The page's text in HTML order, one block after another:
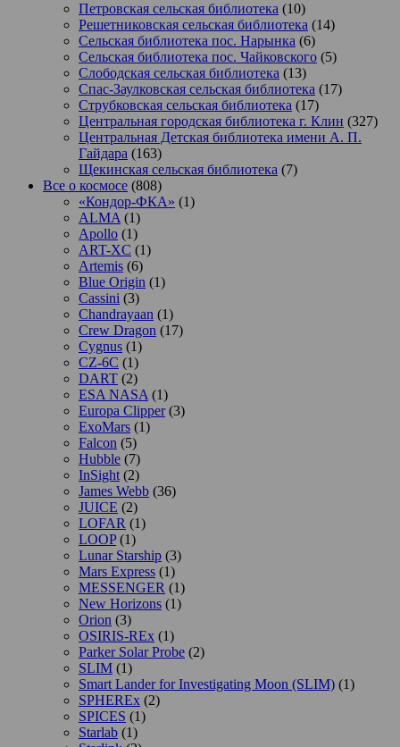
Петровская сельская библиотека (10)
Решетниковская сельская библиотека (14)
Сельская библиотека пос. Нарынка (6)
Сельская библиотека пос. Чайковского (5)
Слободская сельская библиотека (13)
Спас-Заулковская сельская библиотека (17)
Струбковская сельская библиотека (17)
Центральная городская библиотека г. Клин (327)
Центральная Детская библиотека имени А. П.
Гайдара (163)
Щекинская сельская библиотека (7)
Все о космосе (808)
«Кондор-ФКА» (1)
ALMA (1)
Apollo (1)
ART-XC (1)
Artemis (6)
Blue Origin (1)
Cassini (3)
Chandrayaan (1)
Crew Dragon (17)
Cygnus (1)
CZ-6C (1)
DART (2)
ESA NASA (1)
Europa Clipper(3)
ExoMars (1)
Falcon (5)
Hubble (7)
InSight (2)
James Webb (36)
JUICE (2)
LOFAR (1)
LOOP(1)
Lunar Starship (3)
Mars Express (1)
MESSENGER (1)
New Horizons (1)
Orion (3)
OSIRIS-REx (1)
Parker Solar Probe (2)
SLIM (1)
Smart Lander for Investigating Moon (SLIM) (1)
SPHEREx (2)
SPICES (1)
Starlab (1)